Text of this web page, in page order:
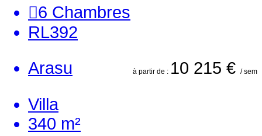
6 Chambres
RL392
à partir de : 10 215 € / sem
Arasu
Villa
340 m²